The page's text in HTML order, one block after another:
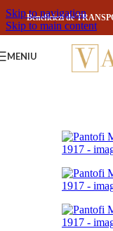
Skip to navigation
Skip to main content
Beneficiezi de
MENIU